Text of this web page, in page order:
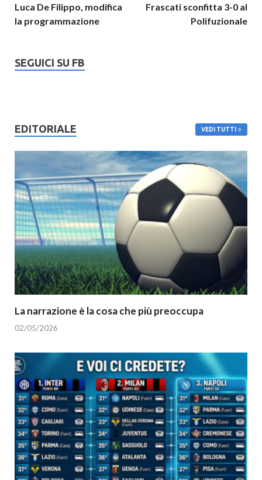
Luca De Filippo, modifica
la programmazione
Frascati sconfitta 3-0 al
Polifuzionale
SEGUICI SU FB
EDITORIALE VEDI TUTTI
La narrazione è la cosa che più preoccupa
02/05/2026